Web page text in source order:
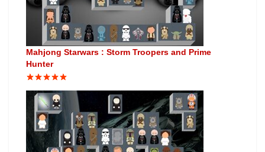
Mahjong Starwars : Storm Troopers and Prime
Hunter